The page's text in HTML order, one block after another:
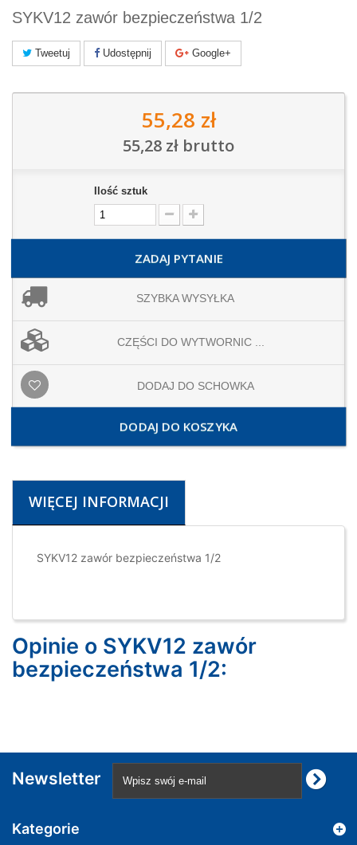
SYKV12 zawór bezpieczeństwa 1/2
Tweetuj Udostępnij Google+
55,28 zł
55,28 zł brutto
Ilość sztuk
ZADAJ PYTANIE
SZYBKA WYSYŁKA
CZĘŚCI DO WYTWORNIC ...
DODAJ DO SCHOWKA
DODAJ DO KOSZYKA
WIĘCEJ INFORMACJI
SYKV12 zawór bezpieczeństwa 1/2
Opinie o SYKV12 zawór
bezpieczeństwa 1/2:
Newsletter
Kategorie